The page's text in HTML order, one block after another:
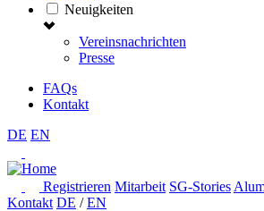
Neuigkeiten
Vereinsnachrichten
Presse
FAQs
Kontakt
DE EN
Registrieren Mitarbeit SG-Stories
Kontakt DE / EN